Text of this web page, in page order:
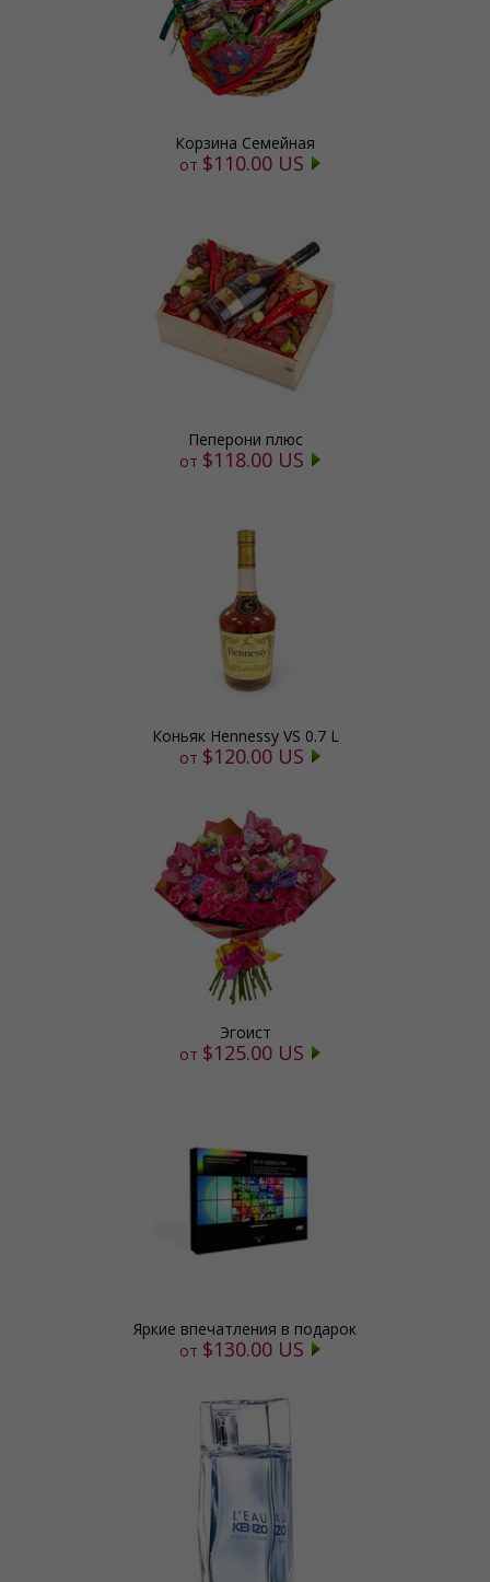
Корзина Семейная
от $110.00 US
Пеперони плюс
от $118.00 US
Коньяк Hennessy VS 0.7 L
от $120.00 US
Эгоист
от $125.00 US
Яркие впечатления в подарок
от $130.00 US